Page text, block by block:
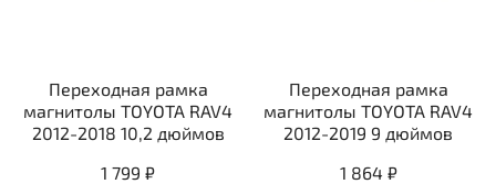
Переходная рамка
магнитолы TOYOTA RAV4
2012-2018 10,2 дюймов
1 799 ₽
Переходная рамка
магнитолы TOYOTA RAV4
2012-2019 9 дюймов
1 864 ₽